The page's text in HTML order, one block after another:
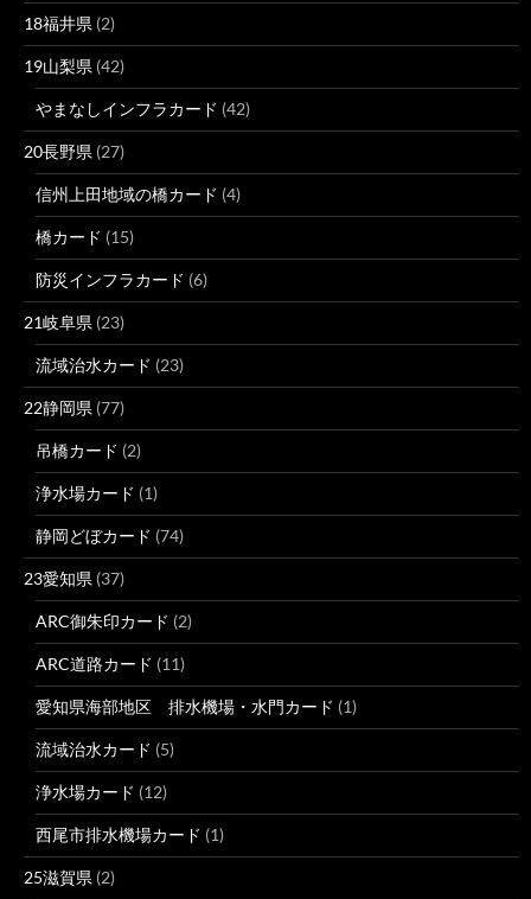
18福井県 (2)
19山梨県 (42)
やまなしインフラカード (42)
20長野県 (27)
信州上田地域の橋カード (4)
橋カード (15)
防災インフラカード (6)
21岐阜県 (23)
流域治水カード (23)
22静岡県 (77)
吊橋カード (2)
浄水場カード (1)
静岡どぼカード (74)
23愛知県 (37)
ARC御朱印カード (2)
ARC道路カード (11)
愛知県海部地区 排水機場・水門カード (1)
流域治水カード (5)
浄水場カード (12)
西尾市排水機場カード (1)
25滋賀県 (2)